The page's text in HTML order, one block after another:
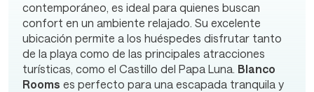
contemporáneo, es ideal para quienes buscan
confort en un ambiente relajado. Su excelente
ubicación permite a los huéspedes disfrutar tanto
de la playa como de las principales atracciones
turísticas, como el Castillo del Papa Luna. Blanco
Rooms es perfecto para una escapada tranquila y